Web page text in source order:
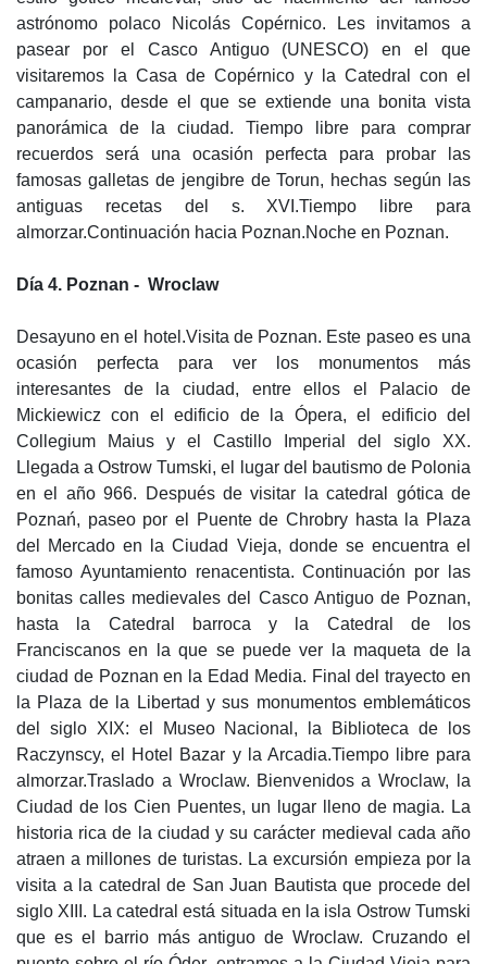
astrónomo polaco Nicolás Copérnico. Les invitamos a
pasear por el Casco Antiguo (UNESCO) en el que
visitaremos la Casa de Copérnico y la Catedral con el
campanario, desde el que se extiende una bonita vista
panorámica de la ciudad. Tiempo libre para comprar
recuerdos será una ocasión perfecta para probar las
famosas galletas de jengibre de Torun, hechas según las
antiguas recetas del s. XVI.Tiempo libre para
almorzar.Continuación hacia Poznan.Noche en Poznan.
Día 4. Poznan - Wroclaw
Desayuno en el hotel.Visita de Poznan. Este paseo es una
ocasión perfecta para ver los monumentos más
interesantes de la ciudad, entre ellos el Palacio de
Mickiewicz con el edificio de la Ópera, el edificio del
Collegium Maius y el Castillo Imperial del siglo XX.
Llegada a Ostrow Tumski, el lugar del bautismo de Polonia
en el año 966. Después de visitar la catedral gótica de
Poznań, paseo por el Puente de Chrobry hasta la Plaza
del Mercado en la Ciudad Vieja, donde se encuentra el
famoso Ayuntamiento renacentista. Continuación por las
bonitas calles medievales del Casco Antiguo de Poznan,
hasta la Catedral barroca y la Catedral de los
Franciscanos en la que se puede ver la maqueta de la
ciudad de Poznan en la Edad Media. Final del trayecto en
la Plaza de la Libertad y sus monumentos emblemáticos
del siglo XIX: el Museo Nacional, la Biblioteca de los
Raczynscy, el Hotel Bazar y la Arcadia.Tiempo libre para
almorzar.Traslado a Wroclaw. Bienvenidos a Wroclaw, la
Ciudad de los Cien Puentes, un lugar lleno de magia. La
historia rica de la ciudad y su carácter medieval cada año
atraen a millones de turistas. La excursión empieza por la
visita a la catedral de San Juan Bautista que procede del
siglo XIII. La catedral está situada en la isla Ostrow Tumski
que es el barrio más antiguo de Wroclaw. Cruzando el